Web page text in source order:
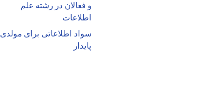
و فعالان در رشته علم
اطلاعات
سواد اطلاعاتی برای مولدی
پایدار